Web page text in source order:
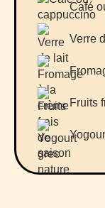
Café
Verre
Fruits